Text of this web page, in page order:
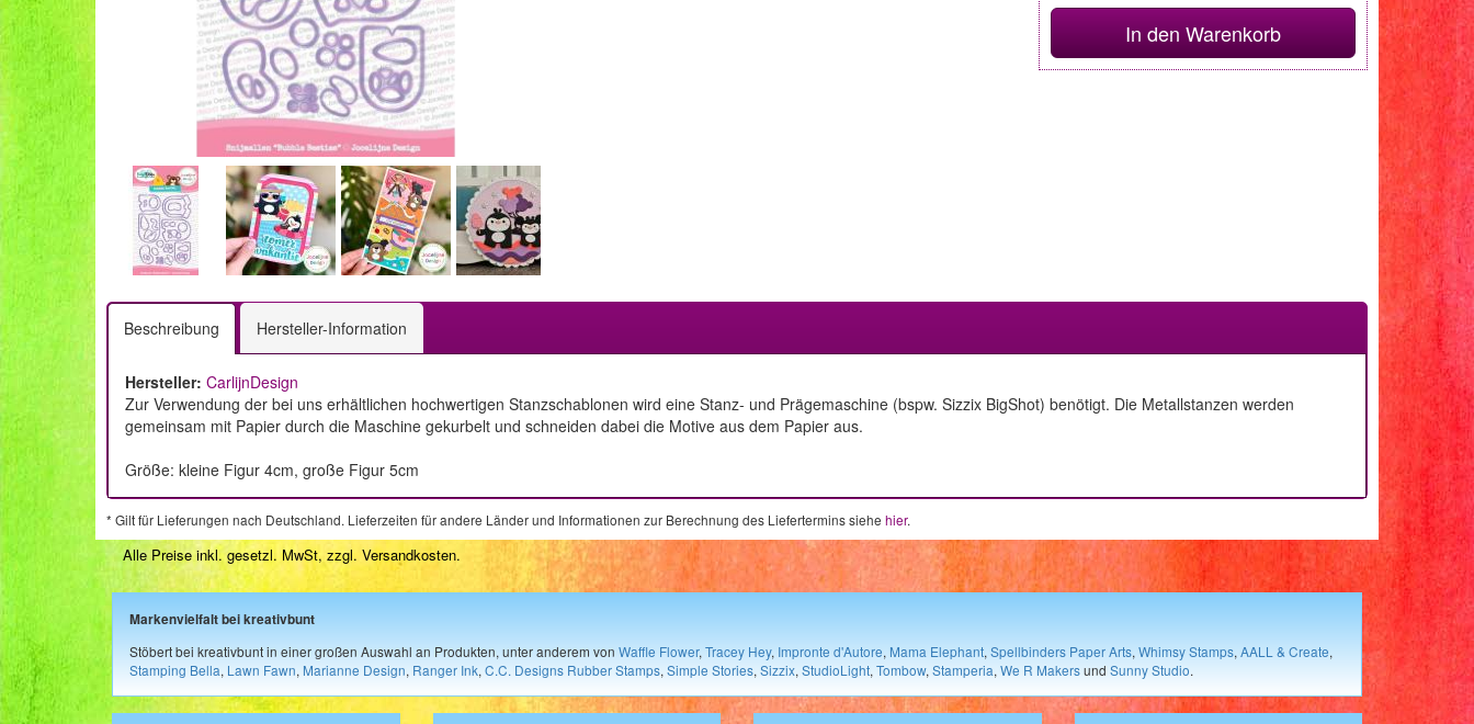
In den Warenkorb
Beschreibung Hersteller-Information
Hersteller: CarlijnDesign
Zur Verwendung der bei uns erhältlichen hochwertigen Stanzschablonen wird eine Stanz- und Prägemaschine (bspw. Sizzix BigShot) benötigt. Die Metallstanzen werden
gemeinsam mit Papier durch die Maschine gekurbelt und schneiden dabei die Motive aus dem Papier aus.
Größe: kleine Figur 4cm, große Figur 5cm
* Gilt für Lieferungen nach Deutschland. Lieferzeiten für andere Länder und Informationen zur Berechnung des Liefertermins siehe hier.
Alle Preise inkl. gesetzl. MwSt, zzgl. Versandkosten.
Markenvielfalt bei kreativbunt
Stöbert bei kreativbunt in einer großen Auswahl an Produkten, unter anderem von Waffle Flower, Tracey Hey, Impronte d'Autore, Mama Elephant, Spellbinders Paper Arts, Whimsy Stamps, AALL & Create,
Stamping Bella, Lawn Fawn, Marianne Design, Ranger Ink, C.C. Designs Rubber Stamps, Simple Stories, Sizzix, StudioLight, Tombow, Stamperia, We R Makersund Sunny Studio.